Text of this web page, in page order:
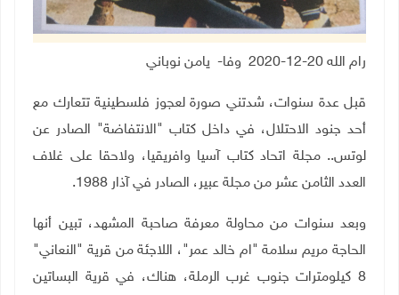
رام الله 20-12-2020 وفا- يامن نوباني
قبل عدة سنوات، شدتني صورة لعجوز فلسطينية تتعارك مع
أحد جنود الاحتلال، في داخل كتاب "الانتفاضة" الصادر عن
لوتس.. مجلة اتحاد كتاب آسيا وافريقيا، ولاحقا على غلاف
العدد الثامن عشر من مجلة عبير، الصادر في آذار 1988.
وبعد سنوات من محاولة معرفة صاحبة المشهد، تبين أنها
الحاجة مريم سلامة "ام خالد عمر"، اللاجئة من قرية "النعاني"
8 كيلومترات جنوب غرب الرملة، هناك، في قرية البساتين